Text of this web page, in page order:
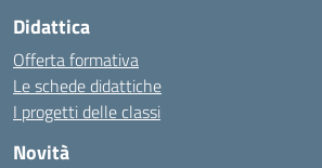
Didattica
Offerta formativa
Le schede didattiche
I progetti delle classi
Novità